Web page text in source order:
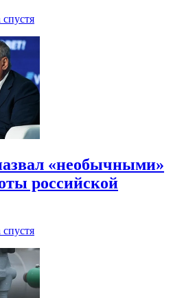
спустя
«необычными»
российской
спустя